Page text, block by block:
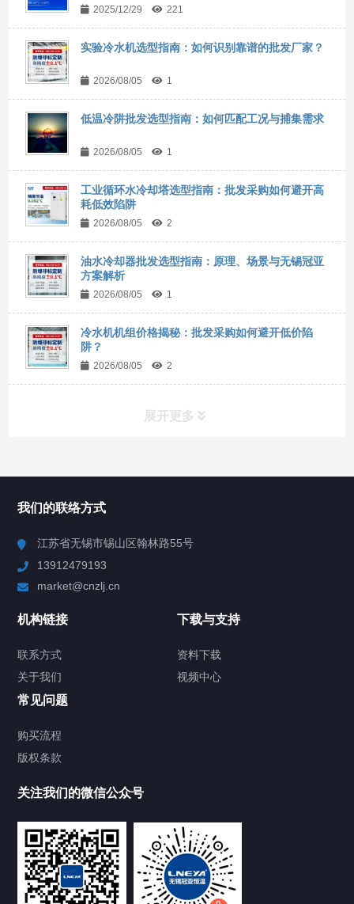
2025/12/29 221
实验冷水机选型指南：如何识别靠谱的批发厂家？
2026/08/05 1
低温冷阱批发选型指南：如何匹配工况与捕集需求
2026/08/05 1
工业循环水冷却塔选型指南：批发采购如何避开高
耗低效陷阱
2026/08/05 2
油水冷却器批发选型指南：原理、场景与无锡冠亚
方案解析
2026/08/05 1
冷水机机组价格揭秘：批发采购如何避开低价陷
阱？
2026/08/05 2
展开更多
Chiller高精度制冷循环器
TCU温度控制单元
Chiller气体控温系统
Chamber试验箱
FREEZER低温箱
我们的联络方式
江苏省无锡市锡山区翰林路55号
13912479193
market@cnzlj.cn
机构链接
联系方式
关于我们
下载与支持
资料下载
视频中心
常见问题
购买流程
版权条款
关注我们的微信公众号